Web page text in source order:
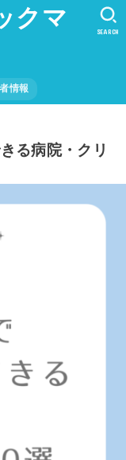
クマ
情報
SEARCH
る病院・クリ